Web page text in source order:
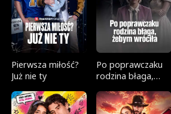
Pierwsza miłość?
Już nie ty
Po poprawczaku
rodzina błaga,